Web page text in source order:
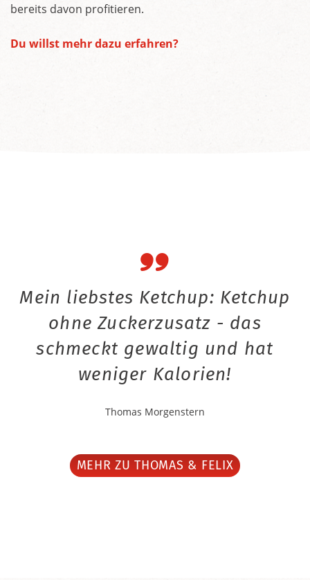
bereits davon profitieren.
Du willst mehr dazu erfahren?
Mein liebstes Ketchup: Ketchup
ohne Zuckerzusatz - das
schmeckt gewaltig und hat
weniger Kalorien!
Thomas Morgenstern
MEHR ZU THOMAS & FELIX